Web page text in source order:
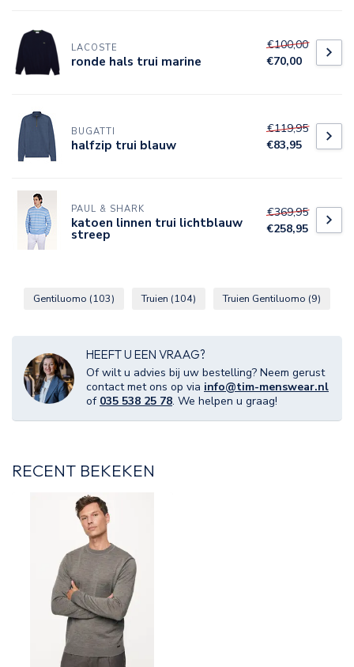
LACOSTE
ronde hals trui marine
€100,00
€70,00
BUGATTI
halfzip trui blauw
€119,95
€83,95
PAUL & SHARK
katoen linnen trui lichtblauw
streep
€369,95
€258,95
Gentiluomo (103) Truien (104) Truien Gentiluomo (9)
HEEFT U EEN VRAAG?
Of wilt u advies bij uw bestelling? Neem gerust
contact met ons op via info@tim-menswear.nl
of 035 538 25 78. We helpen u graag!
RECENT BEKEKEN